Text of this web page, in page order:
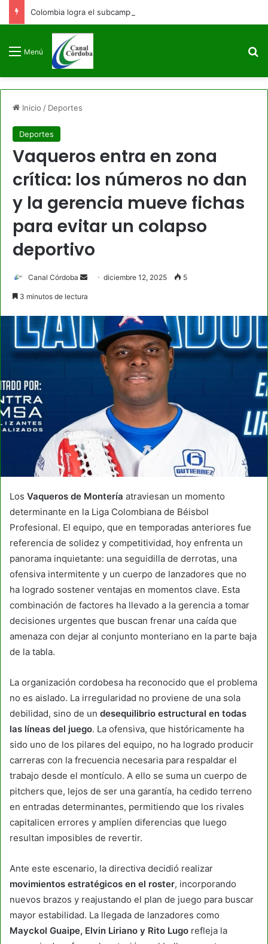
Menú
Inicio / Deportes
Deportes
Vaqueros entra en zona
crítica: los números no dan
y la gerencia mueve fichas
para evitar un colapso
deportivo
Canal Córdoba
Senddiciembre 12, 2025 5
3 minutos de lectura
Los Vaqueros de Montería atraviesan un momento
determinante en la Liga Colombiana de Béisbol
Profesional. El equipo, que en temporadas anteriores fue
referencia de solidez y competitividad, hoy enfrenta un
panorama inquietante: una seguidilla de derrotas, una
ofensiva intermitente y un cuerpo de lanzadores que no
ha logrado sostener ventajas en momentos clave. Esta
combinación de factores ha llevado a la gerencia a tomar
decisiones urgentes que buscan frenar una caída que
amenaza con dejar al conjunto monteriano en la parte baja
de la tabla.
La organización cordobesa ha reconocido que el problema
no es aislado. La irregularidad no proviene de una sola
debilidad, sino de un desequilibrio estructural en todas
las líneas del juego. La ofensiva, que históricamente ha
sido uno de los pilares del equipo, no ha logrado producir
carreras con la frecuencia necesaria para respaldar el
trabajo desde el montículo. A ello se suma un cuerpo de
pitchers que, lejos de ser una garantía, ha cedido terreno
en entradas determinantes, permitiendo que los rivales
capitalicen errores y amplíen diferencias que luego
resultan imposibles de revertir.
Ante este escenario, la directiva decidió realizar
movimientos estratégicos en el roster, incorporando
nuevos brazos y reajustando el plan de juego para buscar
mayor estabilidad. La llegada de lanzadores como
Mayckol Guaipe, Elvin Liriano y Rito Lugo refleja la